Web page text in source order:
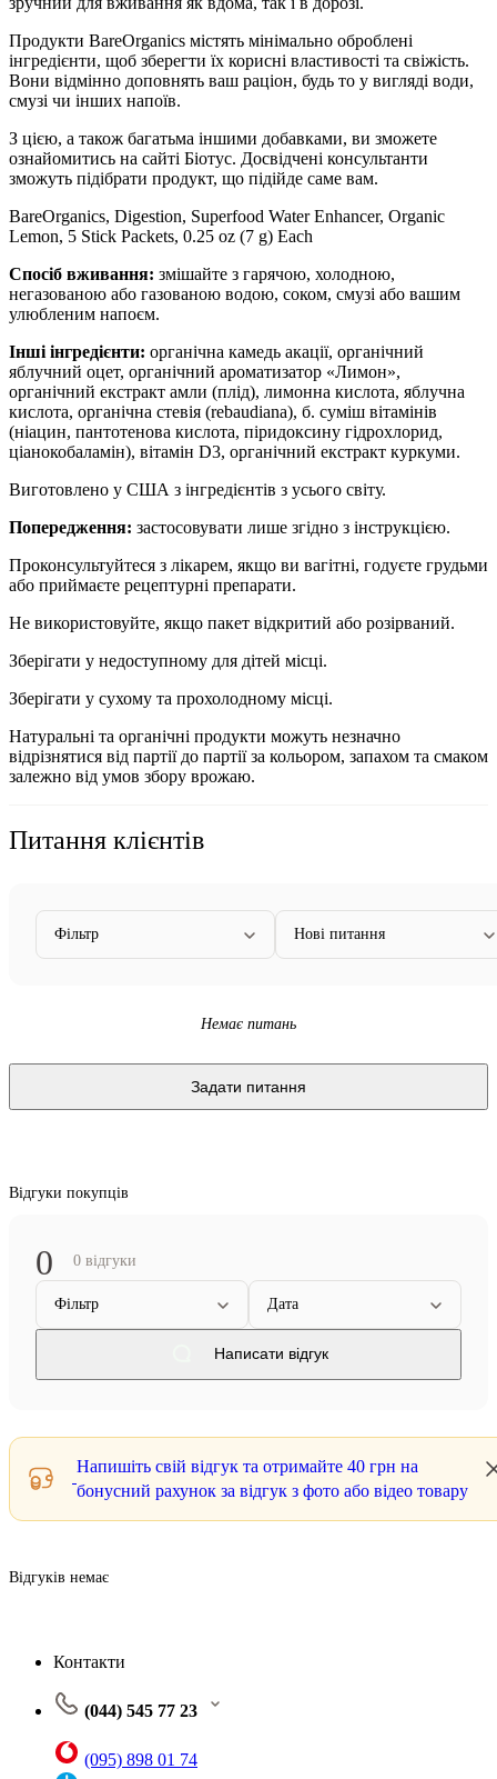
Продукти BareOrganics містять мінімально оброблені
інгредієнти, щоб зберегти їх корисні властивості та свіжість.
Вони відмінно доповнять ваш раціон, будь то у вигляді води,
смузі чи інших напоїв.
З цією, а також багатьма іншими добавками, ви зможете
ознайомитись на сайті Біотус. Досвідчені консультанти
зможуть підібрати продукт, що підійде саме вам.
BareOrganics, Digestion, Superfood Water Enhancer, Organic
Lemon, 5 Stick Packets, 0.25 oz (7 g) Each
Спосіб вживання: змішайте з гарячою, холодною,
негазованою або газованою водою, соком, смузі або вашим
улюбленим напоєм.
Інші інгредієнти: органічна камедь акації, органічний
яблучний оцет, органічний ароматизатор «Лимон»,
органічний екстракт амли (плід), лимонна кислота, яблучна
кислота, органічна стевія (rebaudiana), б. суміш вітамінів
(ніацин, пантотенова кислота, піридоксину гідрохлорид,
ціанокобаламін), вітамін D3, органічний екстракт куркуми.
Виготовлено у США з інгредієнтів з усього світу.
Попередження: застосовувати лише згідно з інструкцією.
Проконсультуйтеся з лікарем, якщо ви вагітні, годуєте грудьми
або приймаєте рецептурні препарати.
Не використовуйте, якщо пакет відкритий або розірваний.
Зберігати у недоступному для дітей місці.
Зберігати у сухому та прохолодному місці.
Натуральні та органічні продукти можуть незначно
відрізнятися від партії до партії за кольором, запахом та смаком
залежно від умов збору врожаю.
Питання клієнтів
Фільтр Нові питання
Немає питань
Задати питання
Відгуки покупців
0 0 відгуки
Фільтр Дата
Написати відгук
Напишіть свій відгук та отримайте 40 грн на
бонусний рахунок за відгук з фото або відео товару
Відгуків немає
Контакти
(044) 545 77 23
(095) 898 01 74